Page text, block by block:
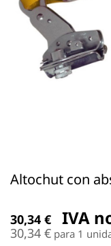
Altochut con
30,34 € IVA
30,34 € para 1